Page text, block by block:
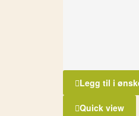
Legg til i
Quick view